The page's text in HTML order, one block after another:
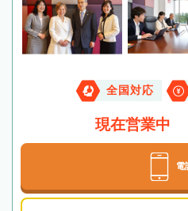
全国対応
現在営業中
電